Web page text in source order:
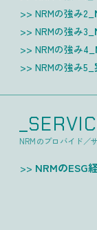
NRMの強み2_
NRMの強み3_
NRMの強み4_
NRMの強み5_
NRMのプロバイド／
NRMのESG